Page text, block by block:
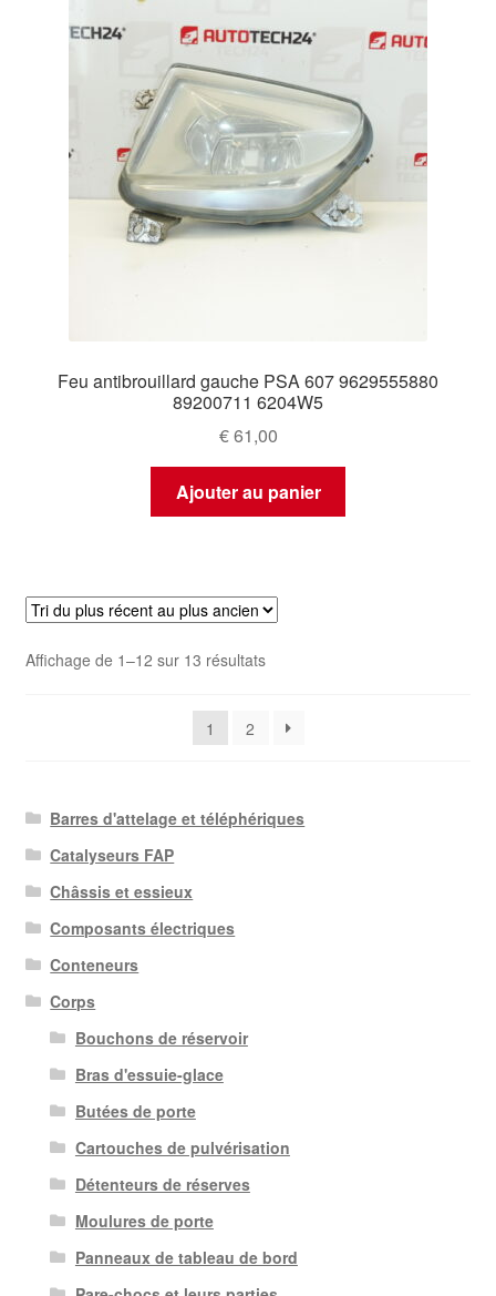
Feu antibrouillard gauche PSA 607 9629555880
89200711 6204W5
€61,00
Ajouter au panier
Affichage de 1–12 sur 13 résultatsTrié
récent
1 2
Barres d'attelage et téléphériques
Catalyseurs FAP
Châssis et essieux
Composants électriques
Conteneurs
Corps
Bouchons de réservoir
Bras d'essuie-glace
Butées de porte
Cartouches de pulvérisation
Détenteurs de réserves
Moulures de porte
Panneaux de tableau de bord